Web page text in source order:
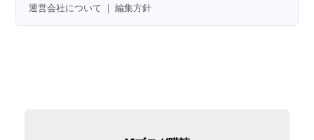
運営会社について ｜編集方針